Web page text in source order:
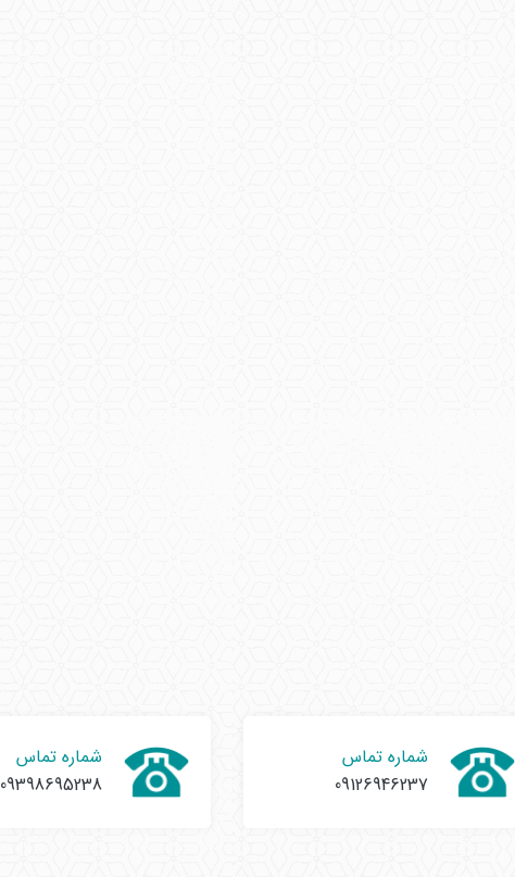
شماره تماس
09126946237
شماره تماس
09398695238